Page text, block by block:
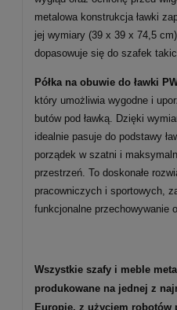
metalowa konstrukcja ławki
jej wymiary (39 x 39 x 74,5
dopasowuje się do szafek
Półka na obuwie do ławki
który umożliwia wygodne i
butów pod ławką. Dzięki
idealnie pasuje do podstawy
porządek w szatni i
przestrzeń. To doskonałe
pracowniczych i sportowych,
funkcjonalne przechowywanie
Wszystkie szafy i meble
produkowane na jednej z
Europie, z użyciem robotów